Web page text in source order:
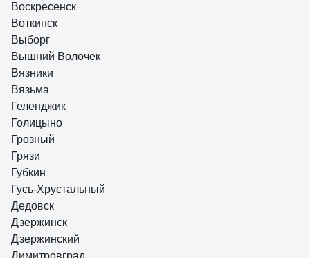
Воскресенск
Воткинск
Выборг
Вышний Волочек
Вязники
Вязьма
Геленджик
Голицыно
Грозный
Грязи
Губкин
Гусь-Хрустальный
Дедовск
Дзержинск
Дзержинский
Димитровград